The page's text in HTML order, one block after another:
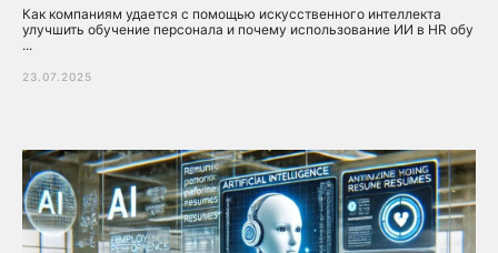
Как компаниям удается с помощью искусственного интеллекта
улучшить обучение персонала и почему использование ИИ в HR обу
...
23.07.2025